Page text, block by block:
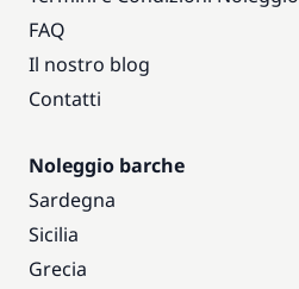
FAQ
Il nostro blog
Contatti
Noleggio barche
Sardegna
Sicilia
Grecia